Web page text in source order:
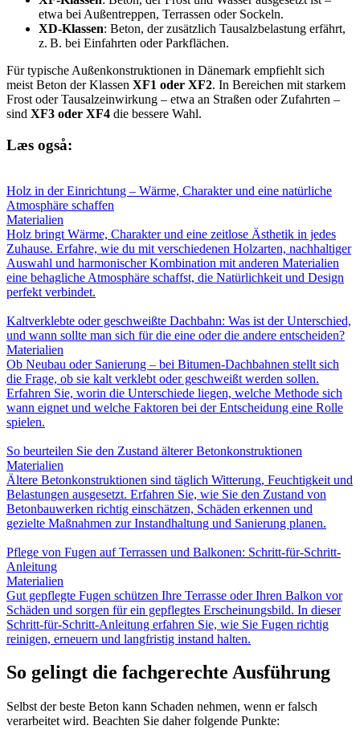
etwa bei Außentreppen, Terrassen oder Sockeln.
XD-Klassen: Beton, der zusätzlich Tausalzbelastung erfährt,
z. B. bei Einfahrten oder Parkflächen.
Für typische Außenkonstruktionen in Dänemark empfiehlt sich
meist Beton der Klassen XF1 oder XF2. In Bereichen mit starkem
Frost oder Tausalzeinwirkung – etwa an Straßen oder Zufahrten –
sind XF3 oder XF4 die bessere Wahl.
Læs også:
Holz in der Einrichtung – Wärme, Charakter und eine natürliche
Atmosphäre schaffen
Materialien
Holz bringt Wärme, Charakter und eine zeitlose Ästhetik in jedes
Zuhause. Erfahre, wie du mit verschiedenen Holzarten, nachhaltiger
Auswahl und harmonischer Kombination mit anderen Materialien
eine behagliche Atmosphäre schaffst, die Natürlichkeit und Design
perfekt verbindet.
Kaltverklebte oder geschweißte Dachbahn: Was ist der Unterschied,
und wann sollte man sich für die eine oder die andere entscheiden?
Materialien
Ob Neubau oder Sanierung – bei Bitumen-Dachbahnen stellt sich
die Frage, ob sie kalt verklebt oder geschweißt werden sollen.
Erfahren Sie, worin die Unterschiede liegen, welche Methode sich
wann eignet und welche Faktoren bei der Entscheidung eine Rolle
spielen.
So beurteilen Sie den Zustand älterer Betonkonstruktionen
Materialien
Ältere Betonkonstruktionen sind täglich Witterung, Feuchtigkeit und
Belastungen ausgesetzt. Erfahren Sie, wie Sie den Zustand von
Betonbauwerken richtig einschätzen, Schäden erkennen und
gezielte Maßnahmen zur Instandhaltung und Sanierung planen.
Pflege von Fugen auf Terrassen und Balkonen: Schritt-für-Schritt-
Anleitung
Materialien
Gut gepflegte Fugen schützen Ihre Terrasse oder Ihren Balkon vor
Schäden und sorgen für ein gepflegtes Erscheinungsbild. In dieser
Schritt-für-Schritt-Anleitung erfahren Sie, wie Sie Fugen richtig
reinigen, erneuern und langfristig instand halten.
So gelingt die fachgerechte Ausführung
Selbst der beste Beton kann Schaden nehmen, wenn er falsch
verarbeitet wird. Beachten Sie daher folgende Punkte: